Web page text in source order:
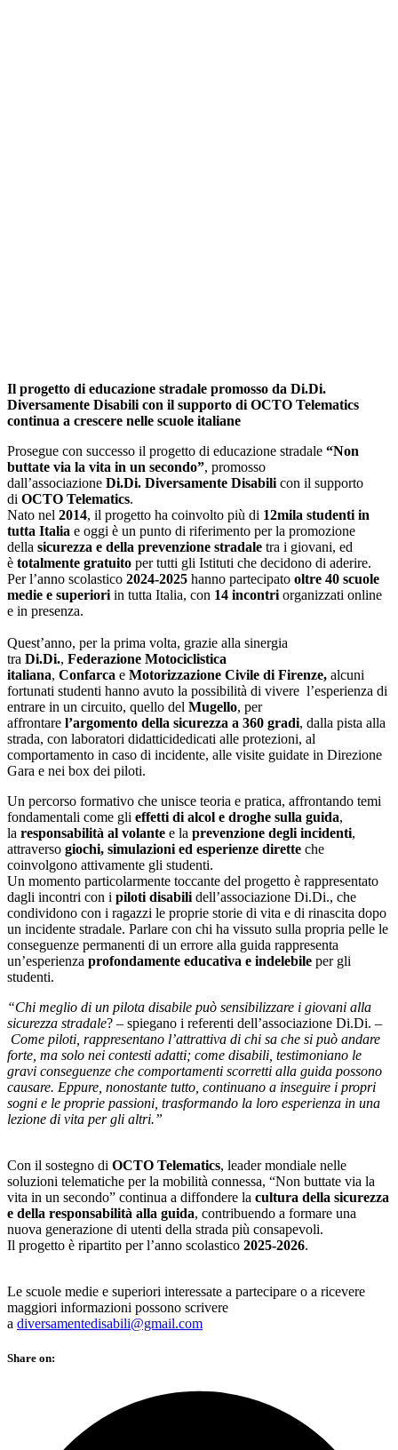
Il progetto di educazione stradale promosso da Di.Di.
Diversamente Disabili con il supporto di OCTO Telematics
continua a crescere nelle scuole italiane
Prosegue con successo il progetto di educazione stradale “Non
buttate via la vita in un secondo”, promosso
dall’associazione Di.Di. Diversamente Disabili con il supporto
di OCTO Telematics.
Nato nel 2014, il progetto ha coinvolto più di 12mila studenti in
tutta Italia e oggi è un punto di riferimento per la promozione
della sicurezza e della prevenzione stradale tra i giovani, ed
è totalmente gratuito per tutti gli Istituti che decidono di aderire.
Per l’anno scolastico 2024-2025 hanno partecipato oltre 40 scuole
medie e superiori in tutta Italia, con 14 incontri organizzati online
e in presenza.
Quest’anno, per la prima volta, grazie alla sinergia
tra Di.Di., Federazione Motociclistica
italiana, Confarca e Motorizzazione Civile di Firenze, alcuni
fortunati studenti hanno avuto la possibilità di vivere l’esperienza di
entrare in un circuito, quello del Mugello, per
affrontare l’argomento della sicurezza a 360 gradi, dalla pista alla
strada, con laboratori didatticidedicati alle protezioni, al
comportamento in caso di incidente, alle visite guidate in Direzione
Gara e nei box dei piloti.
Un percorso formativo che unisce teoria e pratica, affrontando temi
fondamentali come gli effetti di alcol e droghe sulla guida,
la responsabilità al volante e la prevenzione degli incidenti,
attraverso giochi, simulazioni ed esperienze dirette che
coinvolgono attivamente gli studenti.
Un momento particolarmente toccante del progetto è rappresentato
dagli incontri con i piloti disabili dell’associazione Di.Di., che
condividono con i ragazzi le proprie storie di vita e di rinascita dopo
un incidente stradale. Parlare con chi ha vissuto sulla propria pelle le
conseguenze permanenti di un errore alla guida rappresenta
un’esperienza profondamente educativa e indelebile per gli
studenti.
“Chi meglio di un pilota disabile può sensibilizzare i giovani alla
sicurezza stradale? – spiegano i referenti dell’associazione Di.Di. –
Come piloti, rappresentano l’attrattiva di chi sa che si può andare
forte, ma solo nei contesti adatti; come disabili, testimoniano le
gravi conseguenze che comportamenti scorretti alla guida possono
causare. Eppure, nonostante tutto, continuano a inseguire i propri
sogni e le proprie passioni, trasformando la loro esperienza in una
lezione di vita per gli altri.”
Con il sostegno di OCTO Telematics, leader mondiale nelle
soluzioni telematiche per la mobilità connessa, “Non buttate via la
vita in un secondo” continua a diffondere la cultura della sicurezza
e della responsabilità alla guida, contribuendo a formare una
nuova generazione di utenti della strada più consapevoli.
Il progetto è ripartito per l’anno scolastico 2025-2026.
Le scuole medie e superiori interessate a partecipare o a ricevere
maggiori informazioni possono scrivere
a diversamentedisabili@gmail.com
Share on: